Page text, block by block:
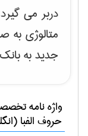
دربر می
متالوژی به
جدید به
واژه نامه
حروف الفبا